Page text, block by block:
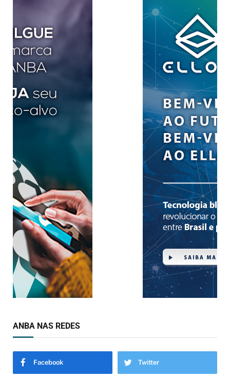
ANBA NAS REDES
Facebook Twitter